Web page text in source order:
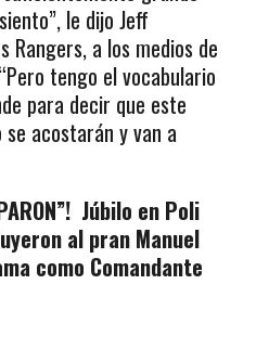
le dijo Jeff
Rangers, a los medios de
tengo el vocabulario
para decir que este
acostarán y van a
Júbilo en Poli
al pran Manuel
como Comandante